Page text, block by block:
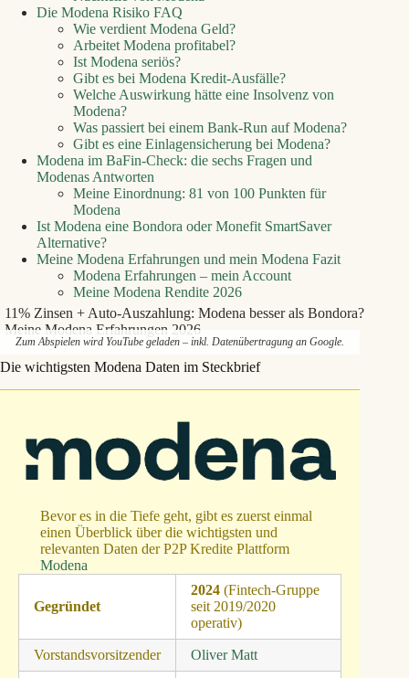
Die Modena Risiko FAQ
Wie verdient Modena Geld?
Arbeitet Modena profitabel?
Ist Modena seriös?
Gibt es bei Modena Kredit-Ausfälle?
Welche Auswirkung hätte eine Insolvenz von
Modena?
Was passiert bei einem Bank-Run auf Modena?
Gibt es eine Einlagensicherung bei Modena?
Modena im BaFin-Check: die sechs Fragen und
Modenas Antworten
Meine Einordnung: 81 von 100 Punkten für
Modena
Ist Modena eine Bondora oder Monefit SmartSaver
Alternative?
Meine Modena Erfahrungen und mein Modena Fazit
Modena Erfahrungen – mein Account
Meine Modena Rendite 2026
11% Zinsen + Auto-Auszahlung: Modena besser als Bondora?
Meine Modena Erfahrungen 2026
Zum Abspielen wird YouTube geladen – inkl. Datenübertragung an Google.
Die wichtigsten Modena Daten im Steckbrief
Bevor es in die Tiefe geht, gibt es zuerst einmal
einen Überblick über die wichtigsten und
relevanten Daten der P2P Kredite Plattform
Modena
Gegründet
2024 (Fintech-Gruppe
seit 2019/2020
operativ)
Vorstandsvorsitzender Oliver Matt